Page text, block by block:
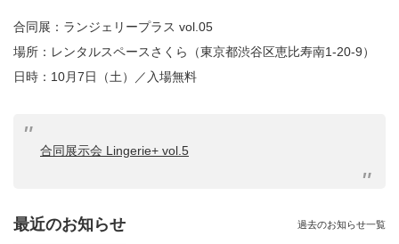
合同展：ランジェリープラス vol.05
場所：レンタルスペースさくら（東京都渋谷区恵比寿南1-20-9）
日時：10月7日（土）／入場無料
合同展示会 Lingerie+ vol.5
最近のお知らせ 過去のお知らせ一覧